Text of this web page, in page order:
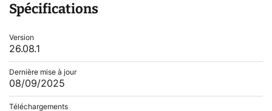
Spécifications
Version
26.08.1
Dernière mise à jour
08/09/2025
Téléchargements